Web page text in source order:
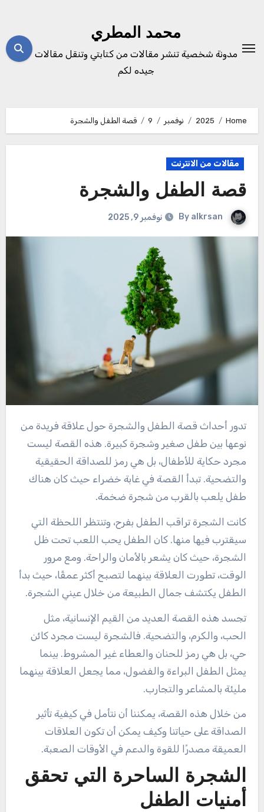
محمد المطري
مدونة شخصية تنشر مقالات من كتابتي وتنقل مقالات
جيده لكم
Home
2025 نوفمبر 9 قصة الطفل والشجرة
مقالات من الانترنت
قصة الطفل والشجرة
By alkrsan نوفمبر 9, 2025
تدور أحداث قصة الطفل والشجرة حول علاقة فريدة من
نوعها بين طفل صغير وشجرة كبيرة. هذه القصة ليست
مجرد حكاية للأطفال، بل هي رمز للصداقة الحقيقية
والتضحية. تبدأ القصة في غابة خضراء حيث كان هناك
طفل يلعب بالقرب من شجرة ضخمة.
كانت الشجرة تراقب الطفل بفرح، وتنتظر اللحظة التي
سيقترب فيها منها. كان الطفل يحب اللعب تحت ظل
الشجرة، حيث كان يشعر بالأمان والراحة. ومع مرور
الوقت، تطورت العلاقة بينهما لتصبح أكثر عمقًا، حيث بدأ
الطفل يكتشف جمال الطبيعة من خلال عيني الشجرة.
تجسد هذه القصة العديد من القيم الإنسانية، مثل
الحب، والكرم، والتضحية. فالشجرة ليست مجرد كائن
حي، بل هي رمز للحنان والعطاء غير المشروط. بينما
يمثل الطفل البراءة والفضول، مما يجعل العلاقة بينهما
مليئة بالمشاعر والتجارب.
من خلال هذه القصة، يمكننا أن نتأمل في كيفية تأثير
الصداقة على حياتنا وكيف يمكن أن تكون العلاقات
العميقة مصدرًا للقوة والدعم في الأوقات الصعبة.
الشجرة الساحرة التي تحقق
أمنيات الطفل